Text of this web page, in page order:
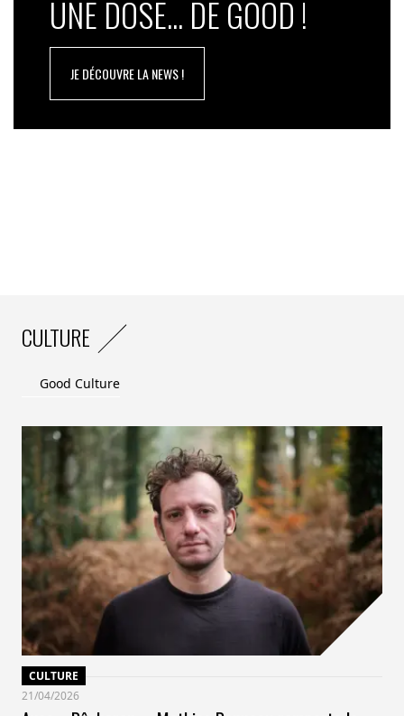
UNE DOSE... DE GOOD !
JE DÉCOUVRE LA NEWS !
CULTURE
Good Culture
CULTURE
21/04/2026